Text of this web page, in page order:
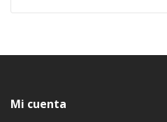
Mi cuenta